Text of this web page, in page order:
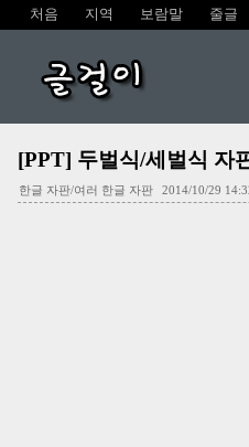
처음 지역 보람말 줄글
글걸이
[PPT] 두벌식/세벌식 자
한글 자판/여러 한글 자판 2014/10/29